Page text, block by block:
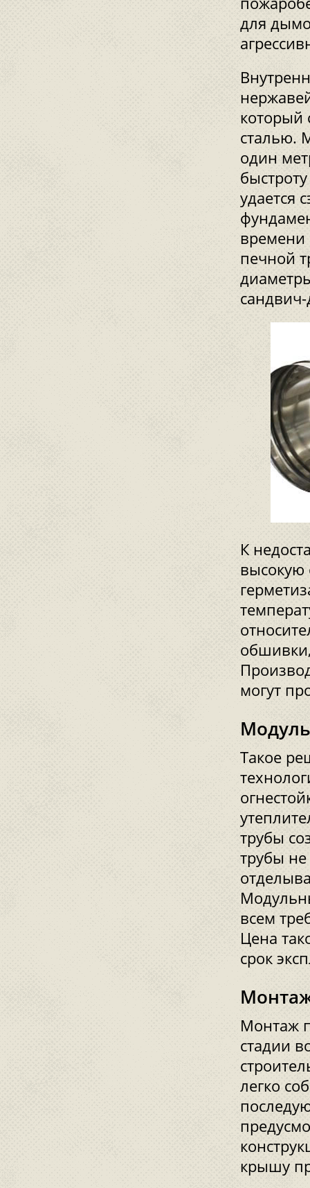
для
который
сталью.
один
удается
времени
печной
К
высокую
могут
Такое
трубы
трубы
всем
Цена
срок
Монтаж
стадии
легко
крышу